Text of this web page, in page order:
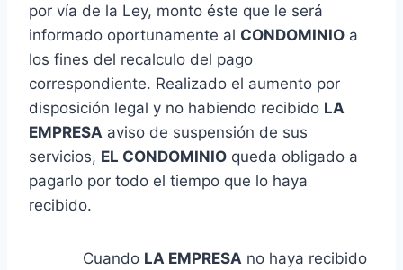
por vía de la Ley, monto éste que le será
informado oportunamente al CONDOMINIO a
los fines del recalculo del pago
correspondiente. Realizado el aumento por
disposición legal y no habiendo recibido LA
EMPRESA aviso de suspensión de sus
servicios, EL CONDOMINIO queda obligado a
pagarlo por todo el tiempo que lo haya
recibido.
Cuando LA EMPRESA no haya recibido